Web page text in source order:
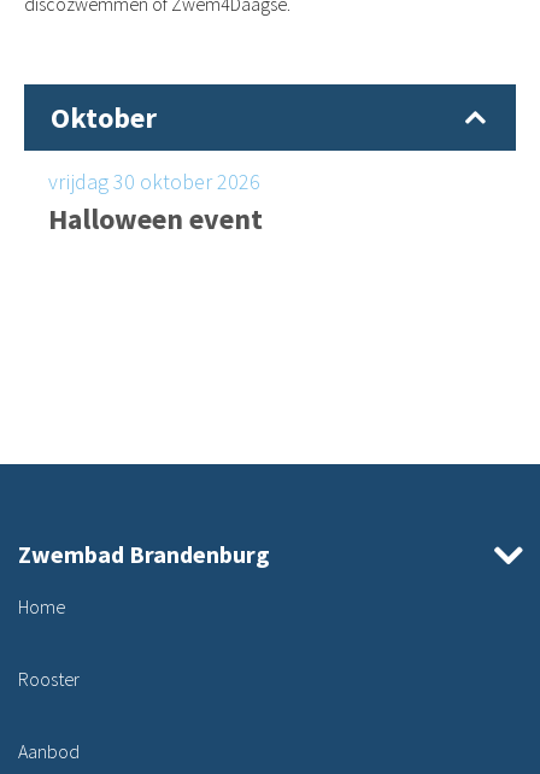
Oktober
vrijdag 30 oktober 2026
Halloween event
Zwembad Brandenburg
Home
Rooster
Aanbod